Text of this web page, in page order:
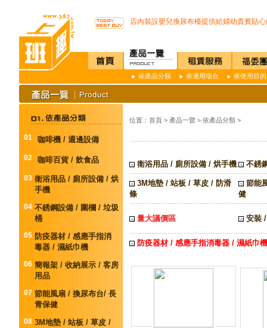
店內裝設嬰兒換尿布檯提供給婦幼貴賓貼
K3 Plus 全自動紅外線測溫儀(附立架) 預購
K387D全自動雙感溫酒精手部消毒機 升級
唯一驗證過可有效抑制COVID-19的神器
榮獲M.I.T台灣精品獎超省電的負離子節能
店內裝設嬰兒換尿布檯提供給婦幼貴賓貼
K3 Plus 全自動紅外線測溫儀(附立架) 預購
K387D全自動雙感溫酒精手部消毒機 升級
唯一驗證過可有效抑制COVID-19的神器
通用型防疫透明面罩10入裝
依產品分類 依適用場合 依使用目的
01 咖啡機 / 週邊設備
02 咖啡百貨 / 飲食品
03 衛浴用品 / 廁所設備 / 烘
手機
04 不銹鋼設備 / 圍欄 / 垃圾
桶
05 防疫器材 / 感應手指消
毒器 / 濕紙巾機
06 簡報架 / 收納展示 / 客房
用品
07 節能風扇 / 換尿布台/ 長
青保健
08 3M地墊 / 站板 / 草皮 /
位置： 首頁> 產品一覽 > 依產品分類>
衛浴用品 / 廁所設備 / 烘手機 不銹
3M地墊 / 站板 / 草皮 / 防滑
條
節能
健
量大議價區 安裝
防疫器材 / 感應手指消毒器 / 濕紙巾機